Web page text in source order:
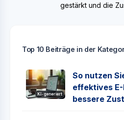
gestärkt und die
Top 10 Beiträge in der
KI-generiert
So nutzen
effektives
bessere